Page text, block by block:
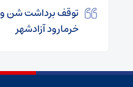
توقف برداشت شن و
خرمارود آزادشهر